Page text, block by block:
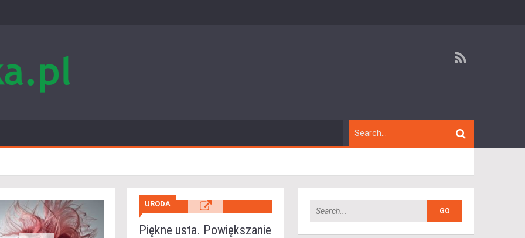
URODA
Piękne usta. Powiększanie